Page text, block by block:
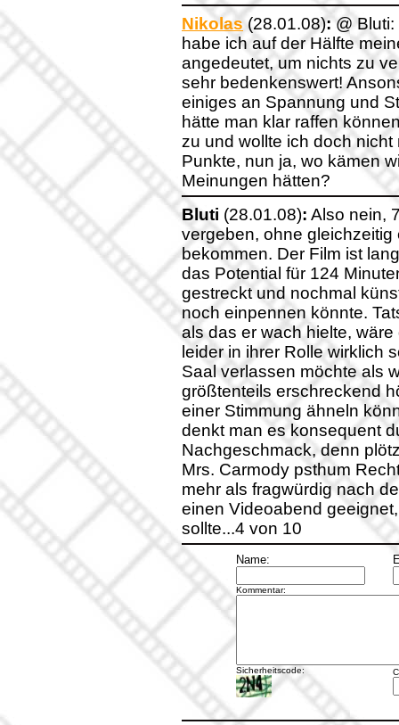
Nikolas(28.01.08): @
habe ich auf der Hälfte
angedeutet, um nichts zu
sehr bedenkenswert!
einiges an Spannung und
hätte man klar raffen
zu und wollte ich doch
Punkte, nun ja, wo kämen
Meinungen hätten?
Bluti (28.01.08): Also nein,
vergeben, ohne
bekommen. Der Film ist
das Potential für 124
gestreckt und nochmal
noch einpennen könnte.
als das er wach hielte,
leider in ihrer Rolle wirklich
Saal verlassen möchte als
größtenteils erschreckend
einer Stimmung ähneln
denkt man es konsequent
Nachgeschmack, denn
Mrs. Carmody psthum
mehr als fragwürdig nach
einen Videoabend
sollte...4 von 10
Name:
Kommentar:
Sicherheitscode: